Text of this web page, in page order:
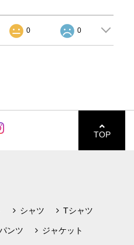
0 0
TOP
シャツ Tシャツ
ンツ ジャケット